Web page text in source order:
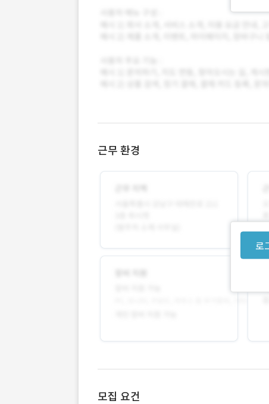
근무 환경
로
모집 요건